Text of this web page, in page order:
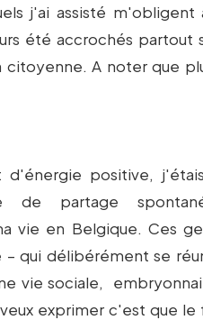
j'ai assisté m'obligent
été accrochés partout
A noter que
d'énergie positive,
de partage
vie en Belgique. Ces
qui délibérément se
vie sociale,
exprimer c'est que le